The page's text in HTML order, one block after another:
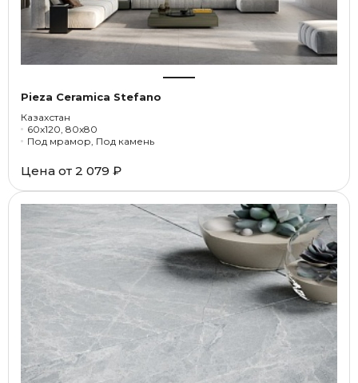
Pieza Ceramica Stefano
Казахстан
60x120, 80x80
Под мрамор, Под камень
Цена от 2 079 ₽